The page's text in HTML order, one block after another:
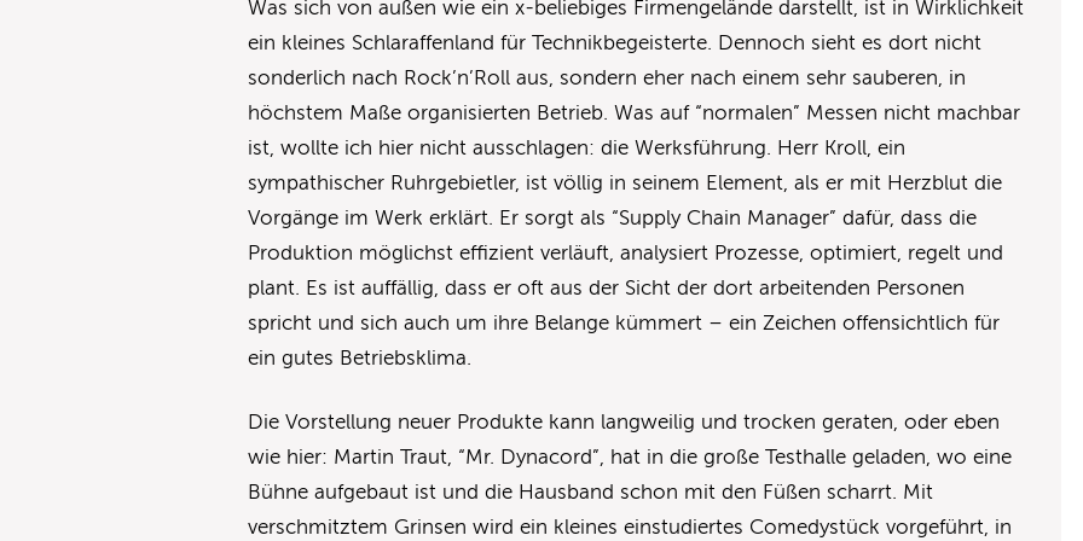
Was sich von außen wie ein x-beliebiges Firmengelände darstellt, ist in Wirklichkeit
ein kleines Schlaraffenland für Technikbegeisterte. Dennoch sieht es dort nicht
sonderlich nach Rock’n’Roll aus, sondern eher nach einem sehr sauberen, in
höchstem Maße organisierten Betrieb. Was auf “normalen” Messen nicht machbar
ist, wollte ich hier nicht ausschlagen: die Werksführung. Herr Kroll, ein
sympathischer Ruhrgebietler, ist völlig in seinem Element, als er mit Herzblut die
Vorgänge im Werk erklärt. Er sorgt als “Supply Chain Manager” dafür, dass die
Produktion möglichst effizient verläuft, analysiert Prozesse, optimiert, regelt und
plant. Es ist auffällig, dass er oft aus der Sicht der dort arbeitenden Personen
spricht und sich auch um ihre Belange kümmert – ein Zeichen offensichtlich für
ein gutes Betriebsklima.
Die Vorstellung neuer Produkte kann langweilig und trocken geraten, oder eben
wie hier: Martin Traut, “Mr. Dynacord”, hat in die große Testhalle geladen, wo eine
Bühne aufgebaut ist und die Hausband schon mit den Füßen scharrt. Mit
verschmitztem Grinsen wird ein kleines einstudiertes Comedystück vorgeführt, in